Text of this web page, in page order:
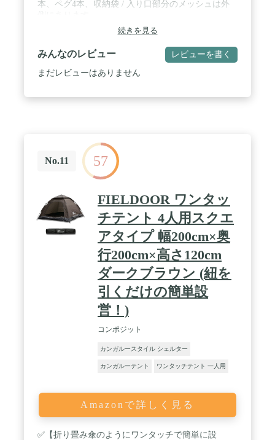
本、ペグ4本、収納袋 / 入り口部分のメッシュは外
続きを見る
みんなのレビュー レビューを書く
まだレビューはありません
No.11 57
FIELDOOR ワンタッ
チテント 4人用スクエ
アタイプ 幅200cm×奥
行200cm×高さ120cm
ダークブラウン (紐を
引くだけの簡単設
営！)
コンポジット
カンガルースタイル シェルター
カンガルーテント ワンタッチテント 一人用
Amazonで詳しく見る
✅【折り畳み傘のようにワンタッチで簡単に設